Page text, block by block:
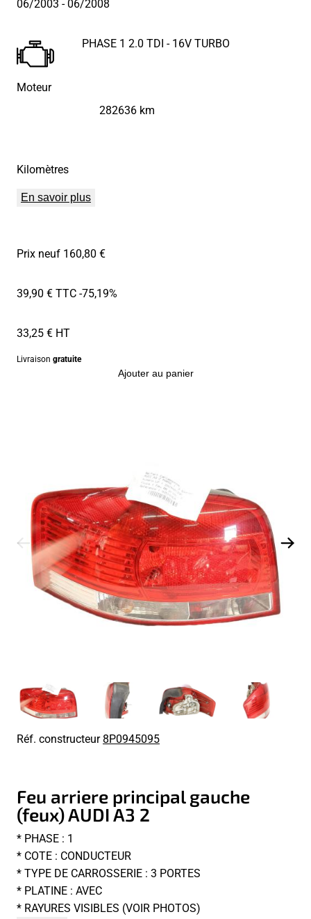
06/2003 - 06/2008
Moteur
PHASE 1 2.0 TDI - 16V TURBO
Kilomètres
282636 km
En savoir plus
Prix neuf 160,80 €
39,90 € TTC-75,19%
33,25 € HT
Livraison gratuite
Ajouter au panier
Réf. constructeur8P0945095
Feu arriere principal gauche
(feux) AUDI A3 2
* PHASE : 1
* COTE : CONDUCTEUR
* TYPE DE CARROSSERIE : 3 PORTES
* PLATINE : AVEC
* RAYURES VISIBLES (VOIR PHOTOS)